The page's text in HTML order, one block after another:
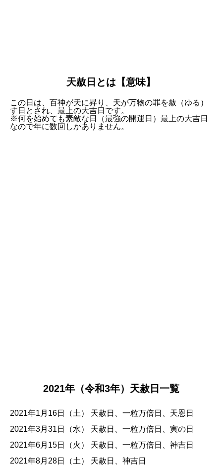
天赦日とは【意味】
この日は、百神が天に昇り、天が万物の罪を赦（ゆる）
す日とされ、最上の大吉日です。
※何を始めても素敵な日（最強の開運日）最上の大吉日
なので年に数回しかありません。
2021年（令和3年）天赦日一覧
2021年1月16日（土） 天赦日、一粒万倍日、天恩日
2021年3月31日（水） 天赦日、一粒万倍日、寅の日
2021年6月15日（火） 天赦日、一粒万倍日、神吉日
2021年8月28日（土） 天赦日、神吉日